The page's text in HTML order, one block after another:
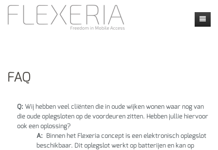
Faq
Applications
Instructie video's
Dealers
my flexeria
FAQ
Q: Wij hebben veel cliënten die in oude wijken wonen waar nog van
die oude oplegsloten op de voordeuren zitten. Hebben jullie hiervoor
ook een oplossing?
A: Binnen het Flexeria concept is een elektronisch oplegslot
beschikbaar. Dit oplegslot werkt op batterijen en kan op